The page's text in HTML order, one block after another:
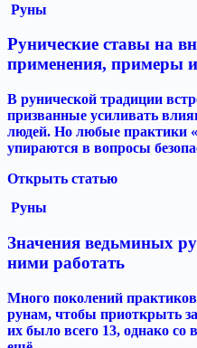
Руны
Рунические ставы на
применения, примеры
В рунической традиции
призванные усиливать
людей. Но любые практики
упираются в вопросы
Открыть статью
Руны
Значения ведьминых
ними работать
Много поколений
рунам, чтобы приоткрыть
их было всего 13, однако со